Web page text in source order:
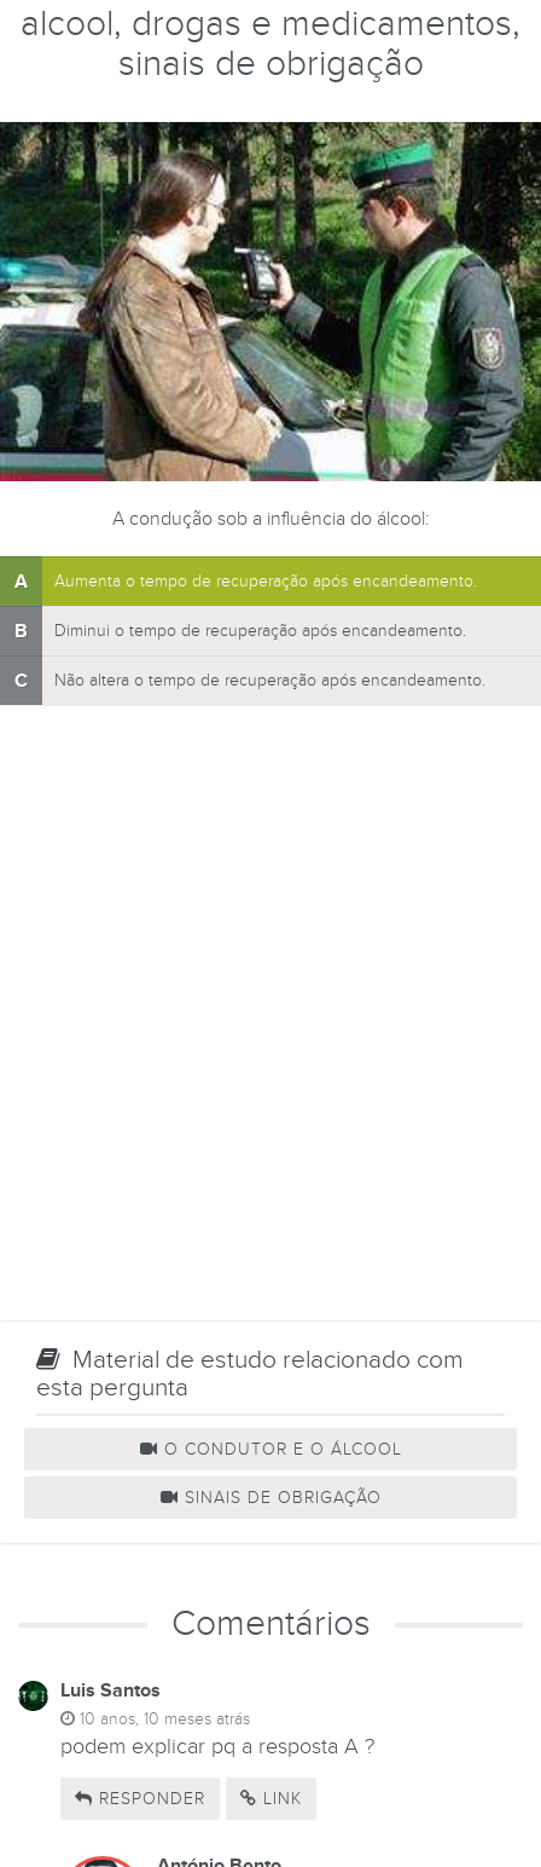
alcool, drogas e medicamentos,
sinais de obrigação
A condução sob a influência do álcool:
A Aumenta o tempo de recuperação após encandeamento.
B Diminui o tempo de recuperação após encandeamento.
C Não altera o tempo de recuperação após encandeamento.
Material de estudo relacionado com
esta pergunta
O CONDUTOR E O ÁLCOOL
SINAIS DE OBRIGAÇÃO
Comentários
Luis Santos
10 anos, 10 meses atrás
podem explicar pq a resposta A ?
RESPONDER LINK